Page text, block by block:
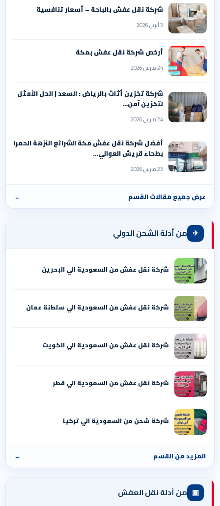
شركة نقل عفش بالباحة – أسعار تنافسية
3 أبريل 2026
أرخص شركة نقل عفش بمكة
24 مارس 2026
شركة تخزين أثاث بالرياض : السعد | الحل الأمثل
لتخزين آمن…
24 مارس 2026
أفضل شركة نقل عفش مكة الشرائع النزهة الحمرا
بطحاء قريش العوالي…
23 مارس 2026
عرض جميع مقالات القسم ←
✈ من أدلة الشحن الدولي
شركة نقل عفش من السعودية الي البحرين
شركة نقل عفش من السعودية الي سلطنة عمان
شركة نقل عفش من السعودية الي الكويت
شركة نقل عفش من السعودية الي قطر
شركة شحن من السعودية الي تركيا
المزيد من القسم ←
▣ من أدلة نقل العفش